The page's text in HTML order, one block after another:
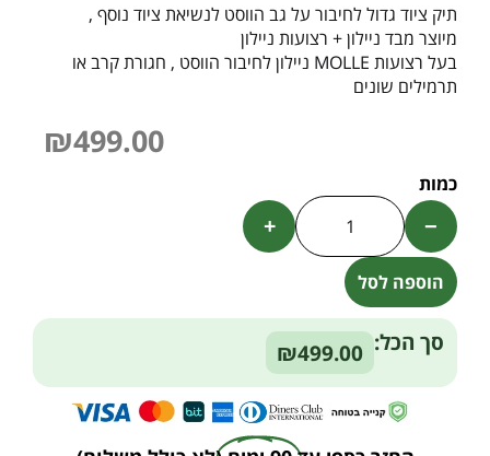
תיק ציוד גדול לחיבור על גב הווסט לנשיאת ציוד נוסף ,
מיוצר מבד ניילון + רצועות ניילון
בעל רצועות MOLLE ניילון לחיבור הווסט , חגורת קרב או
תרמילים שונים
₪499.00
−
+
הוספה לסל
Alternative:
סך הכל: ₪499.00